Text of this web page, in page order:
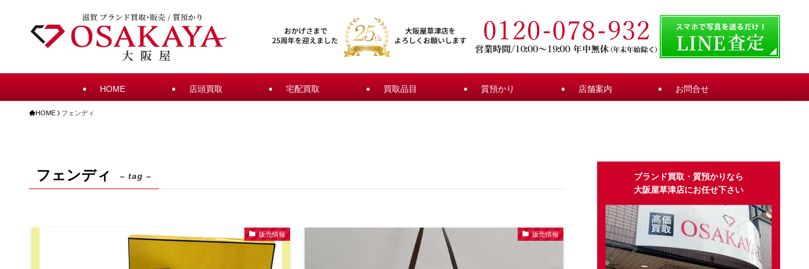
HOME 店頭買取 宅配買取 買取品目 質預かり 店舗案内 お問合せ
HOME フェンディ
フェンディ – tag –
販売情報 販売情報
ブランド買取・質預かりなら
大阪屋草津店にお任せ下さい